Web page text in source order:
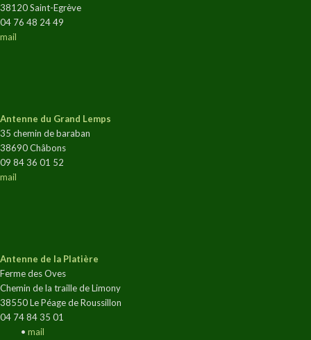
38120 Saint-Egrève
04 76 48 24 49
mail
Antenne du Grand Lemps
35 chemin de baraban
38690 Châbons
09 84 36 01 52
mail
Antenne de la Platière
Ferme des Oves
Chemin de la traille de Limony
38550 Le Péage de Roussillon
04 74 84 35 01
• mail